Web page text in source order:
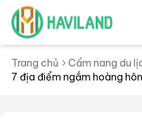
Haviland
Trang chủ
Cẩm nang du
7 địa điểm ngắm hoàng